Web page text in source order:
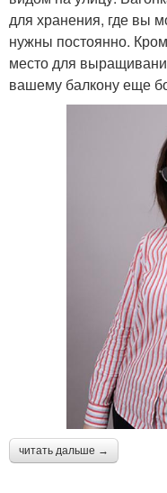
для хранения, где вы
нужны постоянно.
место для
вашему балкону еще
читать дальше →